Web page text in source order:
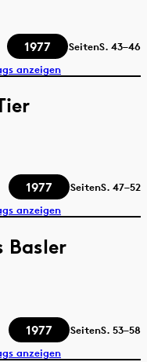
1977 SeitenS. 43–46
anzeigen
1977 SeitenS. 47–52
anzeigen
Basler
1977 SeitenS. 53–58
anzeigen